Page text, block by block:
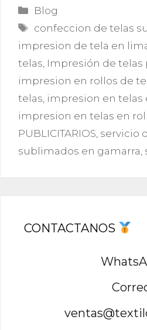
Categorías
Blog
Etiquetas
confeccion de telas
impresion de tela en
telas Impresión de telas
impresion en rollos de
telas impresion en telas
impresion en telas en
PUBLICITARIOS servicio
sublimados en gamarra
CONTACTANOS